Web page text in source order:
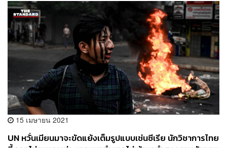
15 เมษายน 2021
UN หวั่นเมียนมาจะขัดแย้งเต็มรูปแบบเช่นซีเรีย นักวิชาการไทย